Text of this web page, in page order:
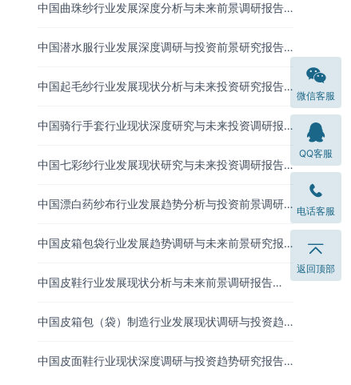
中国曲珠纱行业发展深度分析与未来前景调研报告
中国潜水服行业发展深度调研与投资前景研究报告
中国起毛纱行业发展现状分析与未来投资研究报告
中国骑行手套行业现状深度研究与未来投资调研报
中国七彩纱行业发展现状研究与未来投资调研报告
中国漂白药纱布行业发展趋势分析与投资前景调研
中国皮箱包袋行业发展趋势调研与未来前景研究报
中国皮鞋行业发展现状分析与未来前景调研报告
中国皮箱包（袋）制造行业发展现状调研与投资趋
中国皮面鞋行业现状深度调研与投资趋势研究报告
微信客服
QQ客服
电话客服
返回顶部